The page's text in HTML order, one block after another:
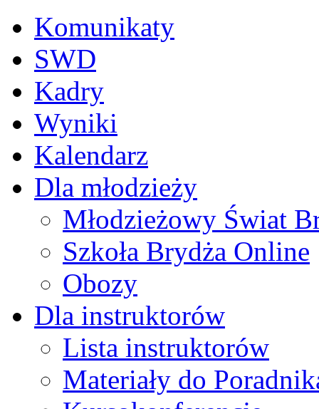
Komunikaty
SWD
Kadry
Wyniki
Kalendarz
Dla młodzieży
Młodzieżowy Świat
Szkoła Brydża Online
Obozy
Dla instruktorów
Lista instruktorów
Materiały do